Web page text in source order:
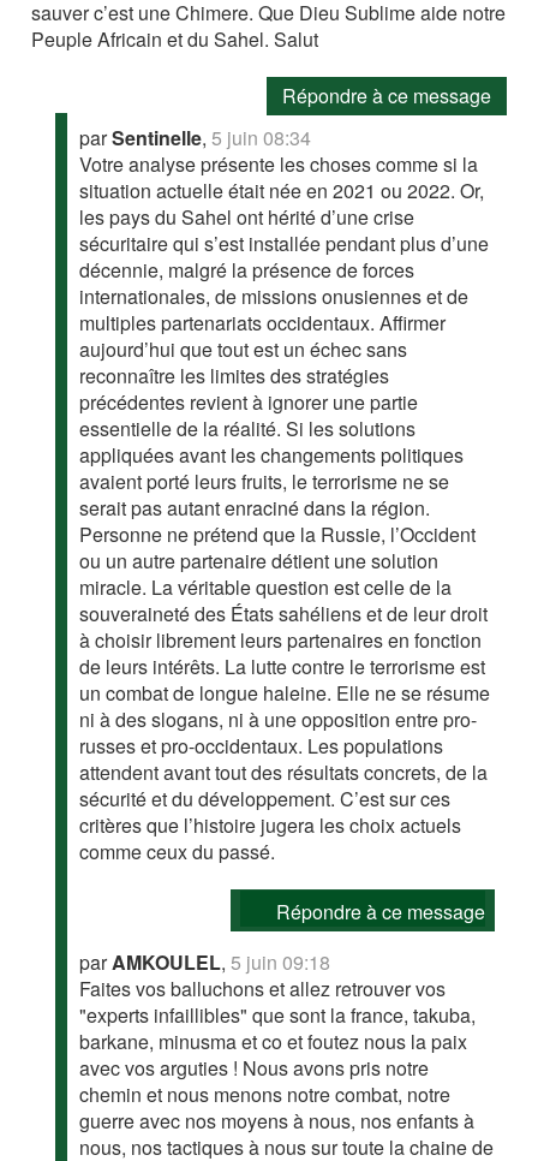
sauver c’est une Chimere. Que Dieu Sublime aide notre
Peuple Africain et du Sahel. Salut
Répondre à ce message
parSentinelle,5 juin 08:34
Votre analyse présente les choses comme si la
situation actuelle était née en 2021 ou 2022. Or,
les pays du Sahel ont hérité d’une crise
sécuritaire qui s’est installée pendant plus d’une
décennie, malgré la présence de forces
internationales, de missions onusiennes et de
multiples partenariats occidentaux. Affirmer
aujourd’hui que tout est un échec sans
reconnaître les limites des stratégies
précédentes revient à ignorer une partie
essentielle de la réalité. Si les solutions
appliquées avant les changements politiques
avaient porté leurs fruits, le terrorisme ne se
serait pas autant enraciné dans la région.
Personne ne prétend que la Russie, l’Occident
ou un autre partenaire détient une solution
miracle. La véritable question est celle de la
souveraineté des États sahéliens et de leur droit
à choisir librement leurs partenaires en fonction
de leurs intérêts. La lutte contre le terrorisme est
un combat de longue haleine. Elle ne se résume
ni à des slogans, ni à une opposition entre pro-
russes et pro-occidentaux. Les populations
attendent avant tout des résultats concrets, de la
sécurité et du développement. C’est sur ces
critères que l’histoire jugera les choix actuels
comme ceux du passé.
Répondre à ce message
parAMKOULEL,5 juin 09:18
Faites vos balluchons et allez retrouver vos
"experts infaillibles" que sont la france, takuba,
barkane, minusma et co et foutez nous la paix
avec vos arguties ! Nous avons pris notre
chemin et nous menons notre combat, notre
guerre avec nos moyens à nous, nos enfants à
nous, nos tactiques à nous sur toute la chaine de